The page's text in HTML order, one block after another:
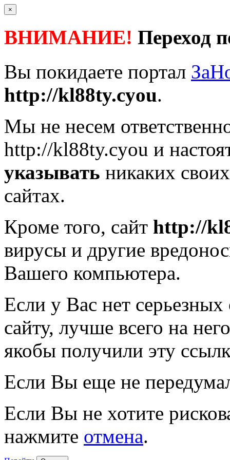
×
ВНИМАНИЕ! Переход
Вы покидаете портал
http://kl88ty.cyou.
Мы не несем
http://kl88ty.cyou и
указывать никаких
сайтах.
Кроме того, сайт http://
вирусы и другие
Вашего компьютера.
Если у Вас нет
сайту, лучше всего на
якобы получили эту
Если Вы еще не
Если Вы не хотите
нажмите отмена.